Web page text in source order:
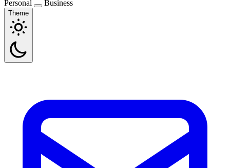
Personal
Business
Theme